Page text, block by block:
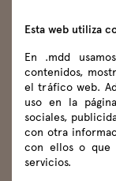
Esta web utiliza
En .mdd
contenidos,
el tráfico web.
uso en la
sociales,
con otra
con ellos o que
servicios.